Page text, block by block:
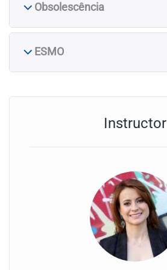
Obsolescência
ESMO
Instructor